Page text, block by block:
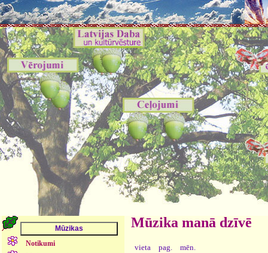
Notikumi
Mūzika manā dzīvē
vieta
pag.
mēn.